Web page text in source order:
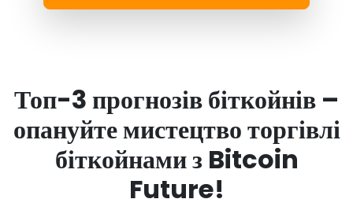
Топ-3 прогнозів біткойнів –
опануйте мистецтво торгівлі
біткойнами з Bitcoin
Future!